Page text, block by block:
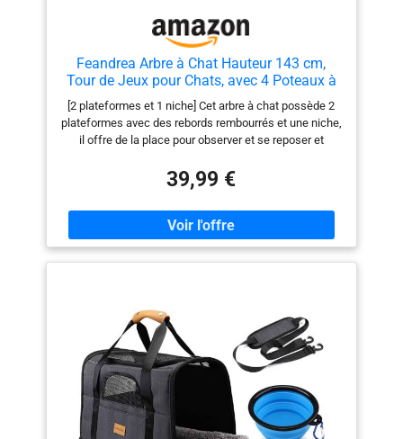
Feandrea Arbre à Chat Hauteur 143 cm,
Tour de Jeux pour Chats, avec 4 Poteaux à
Griffer, 2 Plateformes, 1 Niche, 1 Hamac, 2
Pompons, en Tissu Peluche, Multi-Niveaux,
Gris Clair PCT161W01
[2 plateformes et 1 niche] Cet arbre à chat possède 2
plateformes avec des rebords rembourrés et une niche,
il offre de la place pour observer et se reposer et
doux et confortable] Le hamac en tissu peluche
enveloppe confortablement votre minou et lui permet
de profiter de la chaleur et d’un moment de tranquillité.
Cet arbre confortable deviendra le lieu préféré de vos
chats [Facile à monter] Toutes les vis de cette tour de
jeu sont standard, sa structure est simple, la clé est
balancent dans tous les sens et stimulent l’instinct de
chasse des chats. Les grelots ajoutent à leur plaisir et
il y a 2 pompons de rechange sans grelot [Facilité
d’escalade] La structure multi-niveaux et la plateforme
latérale facilitent l’escalade, même les chats âgés ou à
mobilité réduite peuvent monter et observer leur
environnement [Facile à nettoyer] Poils, saleté et
résidus de litière… pas de panique : un rouleau anti-
39,99 €